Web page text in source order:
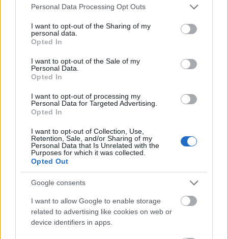
Please note that this website/app uses one or more Google
not limited to your visit or usage behaviour. You may click to
grant or deny consent to Google and its third-party tags to
use your data for below specified purposes in below Google
consent section.
Personal Data Processing Opt Outs
I want to opt-out of the Sharing of my
personal data.
Opted In
I want to opt-out of the Sale of my
Personal Data.
Opted In
I want to opt-out of processing my
Personal Data for Targeted Advertising.
Opted In
I want to opt-out of Collection, Use,
Retention, Sale, and/or Sharing of my
Personal Data that Is Unrelated with the
Purposes for which it was collected.
Opted Out
Google consents
I want to allow Google to enable storage
related to advertising like cookies on web or
device identifiers in apps.
(Vienna/Austria) award
University of Music and
Performing Arts in Vienna
(Vienna/Austria)
University of Music and
Vienna (Vienna/Austria) - Wolfgang
University of Music and
Performing Arts in Vienna
(Vienna/Austria)
University of Music and
Mehr anzeigen
Förderungen für ein Studienjahr / -semester im
Ausland
Institution Scholarship
Salzburg
The province of Salzburg -
Scholarship